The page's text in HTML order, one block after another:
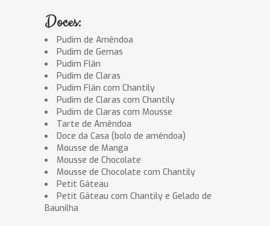
Doces:
Pudim de Amêndoa
Pudim de Gemas
Pudim Flân
Pudim de Claras
Pudim Flân com Chantily
Pudim de Claras com Chantily
Pudim de Claras com Mousse
Tarte de Amêndoa
Doce da Casa (bolo de amêndoa)
Mousse de Manga
Mousse de Chocolate
Mousse de Chocolate com Chantily
Petit Gâteau
Petit Gâteau com Chantily e Gelado de
Baunilha